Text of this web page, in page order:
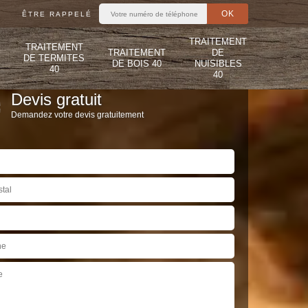
ÊTRE RAPPELÉ
TRAITEMENT
DE TERMITES
40
TRAITEMENT
DE BOIS 40
TRAITEMENT
DE
NUISIBLES
40
Devis gratuit
Demandez votre devis gratuitement